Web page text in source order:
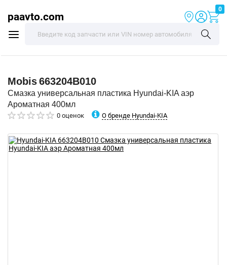
paavto.com
0
Mobis663204B010
Смазка универсальная пластика Hyundai-KIA аэр
Ароматная 400мл
0 оценок О бренде Hyundai-KIA